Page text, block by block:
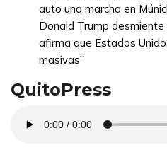
auto una marcha en
Donald Trump
afirma que Estados
masivas”
QuitoPress